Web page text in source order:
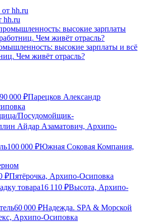
hh.ru
высокие зарплаты и всё
Чем живёт отрасль?
90 000 ₽Парецков Александр
Посудомойщик-
Айдар Азаматович, Архипо-
100 000 ₽Южная Соковая Компания,
₽Пятёрочка, Архипо-Осиповка
товара16 110 ₽Высота, Архипо-
60 000 ₽Надежда. SPA & Морской
Архипо-Осиповка